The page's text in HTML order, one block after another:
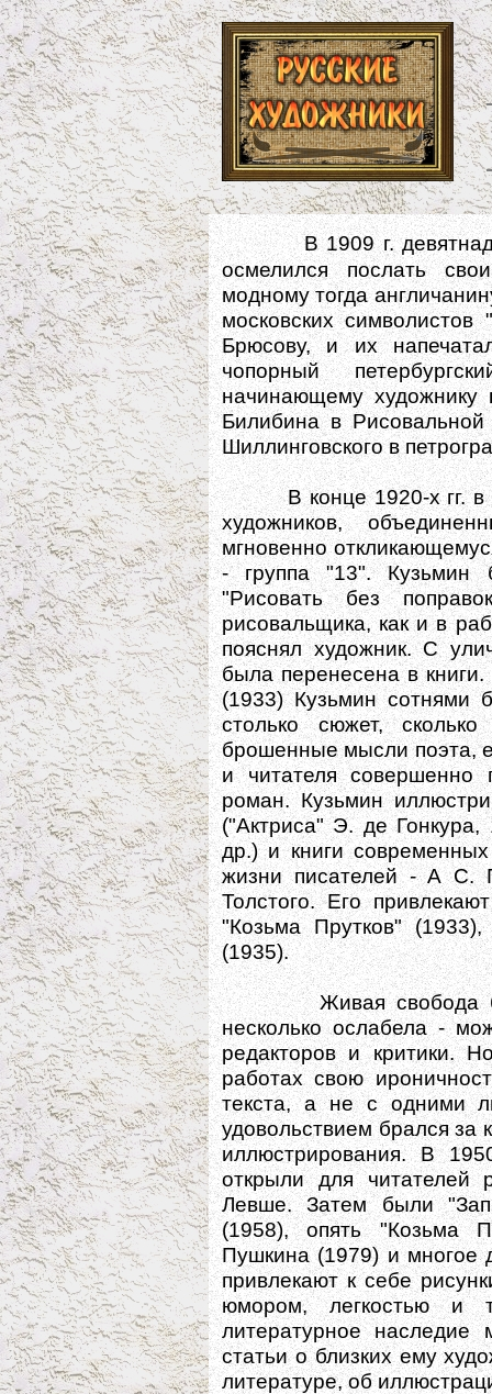
В 1909 г.
осмелился послать
модному тогда
московских
Брюсову, и их
чопорный
начинающему художнику
Билибина в
Шиллинговского в
В конце 1920-х гг. в
художников,
мгновенно
- группа "13". Кузьмин
"Рисовать без
рисовальщика, как и в
пояснял художник. С
была перенесена в
(1933) Кузьмин сотнями
столько сюжет,
брошенные мысли поэта,
и читателя совершенно
роман. Кузьмин
("Актриса" Э. де
др.) и книги
жизни писателей - А
Толстого. Его
"Козьма Прутков"
(1935).
Живая свобода
несколько ослабела -
редакторов и критики.
работах свою
текста, а не с одними
удовольствием брался за
иллюстрирования. В
открыли для читателей
Левше. Затем были
(1958), опять "Козьма
Пушкина (1979) и многое
привлекают к себе
юмором, легкостью и
литературное
статьи о близких ему
литературе, об